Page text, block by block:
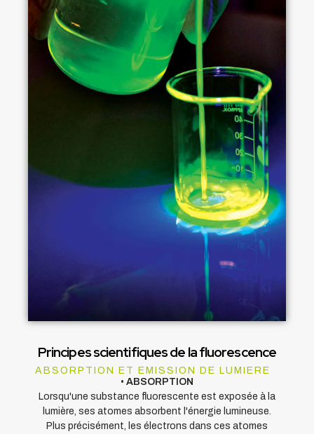
Principes scientifiques de la fluorescence
ABSORPTION ET EMISSION DE LUMIERE
• ABSORPTION
Lorsqu'une substance fluorescente est exposée à la
lumière, ses atomes absorbent l'énergie lumineuse.
Plus précisément, les électrons dans ces atomes